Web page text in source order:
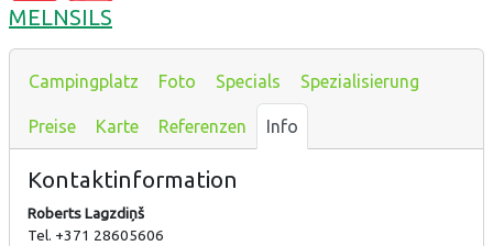
MELNSILS
Campingplatz Foto Specials Spezialisierung
Preise Karte Referenzen Info
Kontaktinformation
Roberts Lagzdiņš
Tel. +371 28605606